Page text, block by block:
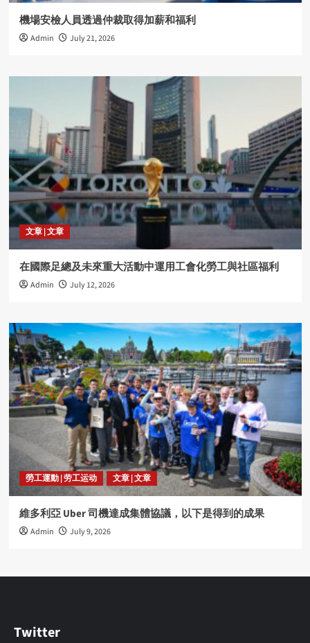
機場安檢人員透過仲裁取得加薪和福利
Admin July 21, 2026
文章 | 文章
在國際足總及未來重大活動中運用工會化勞工與社區福利
Admin July 12, 2026
勞工運動 | 劳工运动 文章 | 文章
維多利亞 Uber 司機達成集體協議，以下是得到的成果
Admin July 9, 2026
Twitter